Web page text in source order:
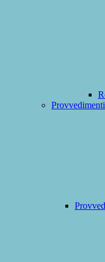
Provvedimenti